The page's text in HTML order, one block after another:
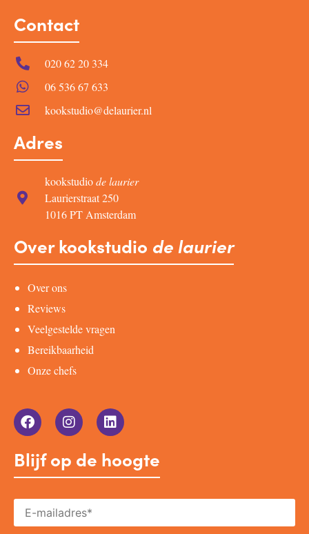
Contact
020 62 20 334
06 536 67 633
kookstudio@delaurier.nl
Adres
kookstudiode laurier
Laurierstraat 250
1016 PT Amsterdam
Over kookstudio de laurier
Over ons
Reviews
Veelgestelde vragen
Bereikbaarheid
Onze chefs
Blijf op de hoogte